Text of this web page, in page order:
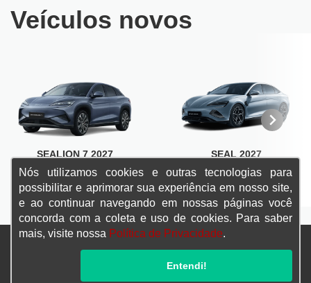
Veículos novos
SEALION 7 2027
SAIBA MAIS
SEAL 2027
SAIBA MAIS
Confira endereços, telefones e horários, selecionando a unidade
Nós utilizamos cookies e outras tecnologias para
possibilitar e aprimorar sua experiência em nosso site,
e ao continuar navegando em nossas páginas você
concorda com a coleta e uso de cookies. Para saber
mais, visite nossa Política de Privacidade.
Entendi!